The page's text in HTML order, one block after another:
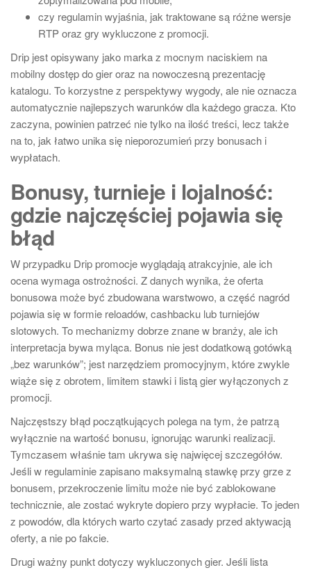
czy regulamin wyjaśnia, jak traktowane są różne wersje
RTP oraz gry wykluczone z promocji.
Drip jest opisywany jako marka z mocnym naciskiem na
mobilny dostęp do gier oraz na nowoczesną prezentację
katalogu. To korzystne z perspektywy wygody, ale nie oznacza
automatycznie najlepszych warunków dla każdego gracza. Kto
zaczyna, powinien patrzeć nie tylko na ilość treści, lecz także
na to, jak łatwo unika się nieporozumień przy bonusach i
wypłatach.
Bonusy, turnieje i lojalność:
gdzie najczęściej pojawia się
błąd
W przypadku Drip promocje wyglądają atrakcyjnie, ale ich
ocena wymaga ostrożności. Z danych wynika, że oferta
bonusowa może być zbudowana warstwowo, a część nagród
pojawia się w formie reloadów, cashbacku lub turniejów
slotowych. To mechanizmy dobrze znane w branży, ale ich
interpretacja bywa myląca. Bonus nie jest dodatkową gotówką
„bez warunków”; jest narzędziem promocyjnym, które zwykle
wiąże się z obrotem, limitem stawki i listą gier wyłączonych z
promocji.
Najczęstszy błąd początkujących polega na tym, że patrzą
wyłącznie na wartość bonusu, ignorując warunki realizacji.
Tymczasem właśnie tam ukrywa się najwięcej szczegółów.
Jeśli w regulaminie zapisano maksymalną stawkę przy grze z
bonusem, przekroczenie limitu może nie być zablokowane
technicznie, ale zostać wykryte dopiero przy wypłacie. To jeden
z powodów, dla których warto czytać zasady przed aktywacją
oferty, a nie po fakcie.
Drugi ważny punkt dotyczy wykluczonych gier. Jeśli lista